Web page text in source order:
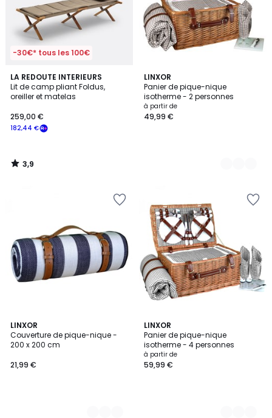
-30€* tous les 100€
LA REDOUTE INTERIEURS
Lit de camp pliant Foldus,
oreiller et matelas
€
souscrivez
notre
programme
182,44
€.
182,44 €
259,00 €
3,9
/ 5
3,9
/
LINXOR
Panier de pique-nique
isotherme - 2 personnes
à partir de
49,99 €
2
Couleurs
LINXOR
Couverture de pique-nique -
200 x 200 cm
21,99 €
4
Couleurs
LINXOR
Panier de pique-nique
isotherme - 4 personnes
à partir de
59,99 €
2
Couleurs